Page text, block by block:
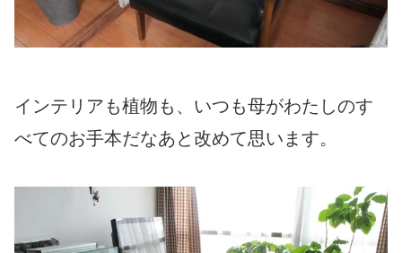
インテリアも植物も、いつも母がわたしのす
べてのお手本だなあと改めて思います。